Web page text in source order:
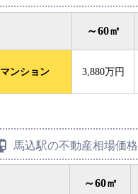
～60㎡
マンション 3,880万円
馬込駅の不動産相場価格
～60㎡